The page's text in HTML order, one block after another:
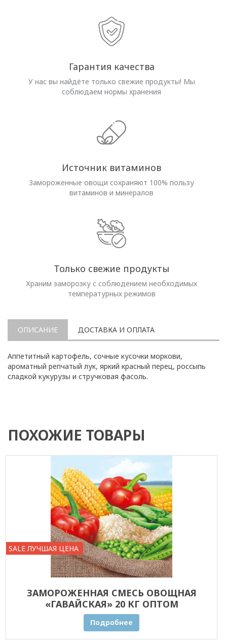
Гарантия качества
У нас вы найдёте только свежие продукты! Мы
соблюдаем нормы хранения
Источник витаминов
Замороженные овощи сохраняют 100% пользу
витаминов и минералов
Только свежие продукты
Храним заморозку с соблюдением необходимых
температурных режимов
ОПИСАНИЕ ДОСТАВКА И ОПЛАТА
Аппетитный картофель, сочные кусочки моркови,
ароматный репчатый лук, яркий красный перец, россыпь
сладкой кукурузы и стручковая фасоль.
ПОХОЖИЕ ТОВАРЫ
SALE ЛУЧШАЯ ЦЕНА
ЗАМОРОЖЕННАЯ СМЕСЬ ОВОЩНАЯ
«ГАВАЙСКАЯ» 20 КГ ОПТОМ
Подробнее